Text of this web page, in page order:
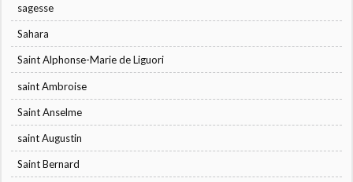
sagesse
Sahara
Saint Alphonse-Marie de Liguori
saint Ambroise
Saint Anselme
saint Augustin
Saint Bernard